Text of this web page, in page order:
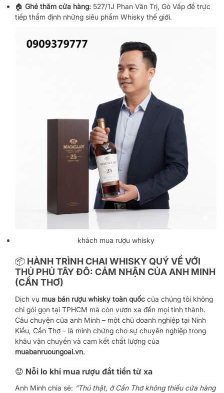
🏠 Ghé thăm cửa hàng: 527/1J Phan Văn Trị, Gò Vấp để trực
tiếp thẩm định những siêu phẩm Whisky thế giới.
khách mua rượu whisky
📦 HÀNH TRÌNH CHAI WHISKY QUÝ VỀ VỚI
THỦ PHỦ TÂY ĐÔ: CẢM NHẬN CỦA ANH MINH
(CẦN THƠ)
Dịch vụ mua bán rượu whisky toàn quốc của chúng tôi không
chỉ gói gọn tại TPHCM mà còn vươn xa đến mọi tỉnh thành.
Câu chuyện của anh Minh – một chủ doanh nghiệp tại Ninh
Kiều, Cần Thơ – là minh chứng cho sự chuyên nghiệp trong
khâu vận chuyển và cam kết chất lượng của
muabanruoungoai.vn.
😟 Nỗi lo khi mua rượu đắt tiền từ xa
Anh Minh chia sẻ: “Thú thật, ở Cần Thơ không thiếu cửa hàng